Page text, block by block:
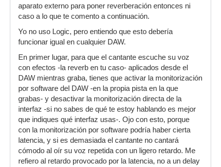
aparato externo para poner reverberación entonces ni
caso a lo que te comento a continuación.
Yo no uso Logic, pero entiendo que esto debería
funcionar igual en cualquier DAW.
En primer lugar, para que el cantante escuche su voz
con efectos -la reverb en tu caso- aplicados desde el
DAW mientras graba, tienes que activar la monitorización
por software del DAW -en la propia pista en la que
grabas- y desactivar la monitorización directa de la
interfaz -si no sabes de qué te estoy hablando es mejor
que indiques qué interfaz usas-. Ojo con esto, porque
con la monitorización por software podría haber cierta
latencia, y si es demasiada el cantante no cantará
cómodo al oír su voz repetida con un ligero retardo. Me
refiero al retardo provocado por la latencia, no a un delay